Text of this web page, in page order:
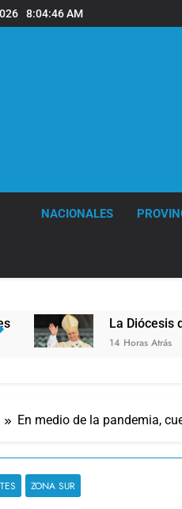
8:04:47 AM
NACIONALES
La Diócesis de
14 Horas Atrás
En medio de la pandemia,
ZONA SUR